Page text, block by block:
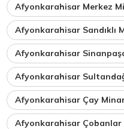
Afyonkarahisar Merkez
Afyonkarahisar Sandıklı
Afyonkarahisar
Afyonkarahisar
Afyonkarahisar Çay
Afyonkarahisar Çobanlar